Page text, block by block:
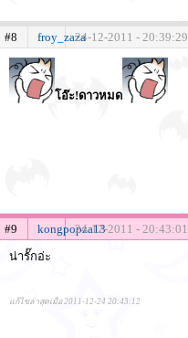
#8 froy_zaza24-12-2011 - 20:39:29
โอ๊ะ!ดาวหมด
#9 kongpopza1324-12-2011 - 20:43:01
น่ารั๊กอ่ะ
แก้ไขล่าสุดเมื่อ 2011-12-24 20:43:12